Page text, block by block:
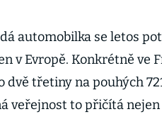
automobilka se letos
v Evropě. Konkrétně ve
dvě třetiny na pouhých
veřejnost to přičítá